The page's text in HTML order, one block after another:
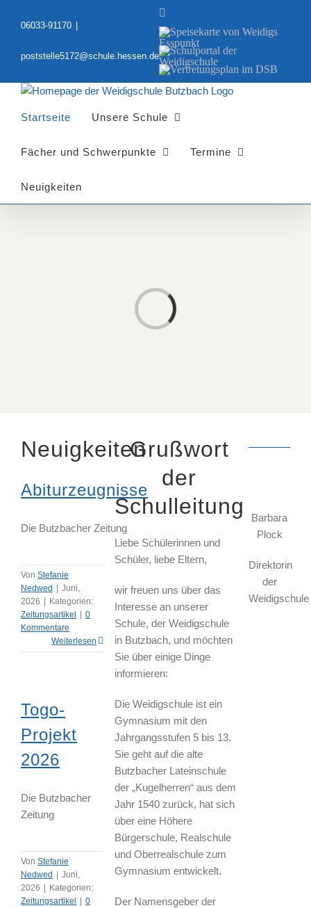
Inhalt06033-91170
poststelle5172@schule.hessen.de
Speisekarte
von
Weidigs
Esspunkt
Schulportal
der
Weidigschule
Vertretungsplan
DSB
Startseite Unsere Schule
Fächer und Schwerpunkte Termine
Neuigkeiten
Laden...
Neuigkeiten
Abiturzeugnisse
Die Butzbacher Zeitung
Von Stefanie
Nedwed | Juni,
2026 | Kategorien:
Zeitungsartikel | 0
Kommentare
Weiterlesen
Togo-
Projekt
2026
Die Butzbacher
Zeitung
Von Stefanie
Nedwed | Juni,
2026 | Kategorien:
Zeitungsartikel | 0
Grußwort
der
Schulleitung
Liebe Schülerinnen und
Schüler, liebe Eltern,
wir freuen uns über das
Interesse an unserer
Schule, der Weidigschule
in Butzbach, und möchten
Sie über einige Dinge
informieren:
Die Weidigschule ist ein
Gymnasium mit den
Jahrgangsstufen 5 bis 13.
Sie geht auf die alte
Butzbacher Lateinschule
der „Kugelherren“ aus dem
Jahr 1540 zurück, hat sich
über eine Höhere
Bürgerschule, Realschule
und Oberrealschule zum
Gymnasium entwickelt.
Der Namensgeber der
Barbara
Plock
Direktorin
der
Weidigschule